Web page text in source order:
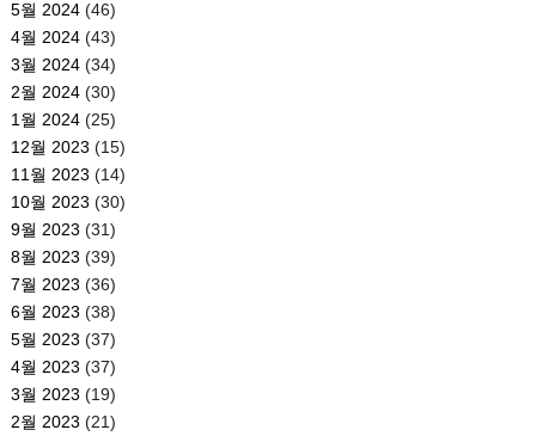
5월 2024(46)
4월 2024(43)
3월 2024(34)
2월 2024(30)
1월 2024(25)
12월 2023 (15)
11월 2023 (14)
10월 2023 (30)
9월 2023 (31)
8월 2023 (39)
7월 2023 (36)
6월 2023 (38)
5월 2023 (37)
4월 2023 (37)
3월 2023 (19)
2월 2023 (21)